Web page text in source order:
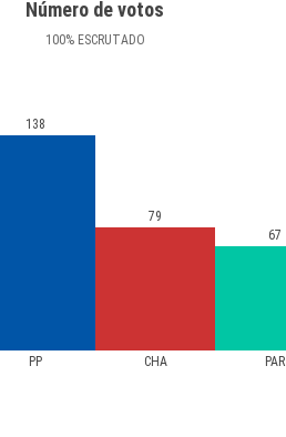
Número de votos
100%ESCRUTADO
PP CHA PAR
138
79
67